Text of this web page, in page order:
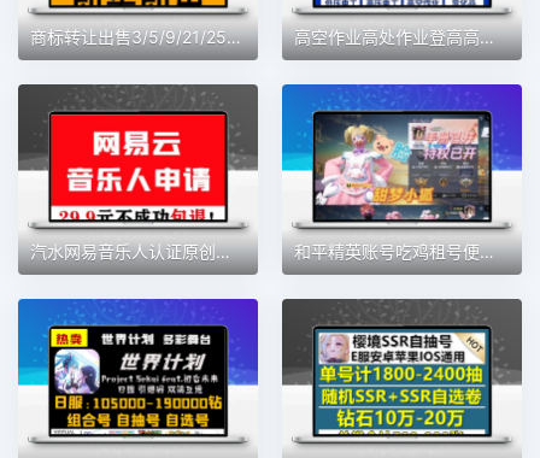
商标转让出售3/5/9/21/25/29/30/33/35/43类美妆服装餐饮商标购买 高空作业高处作业登高高空作业车高空登高高处作业高空报考服务
汽水网易音乐人认证原创歌曲入库腾讯音乐人上传作品后期剪辑服务 和平精英账号吃鸡租号便宜借玩Q区V区安卓苹果螳螂图卡盟木乃伊